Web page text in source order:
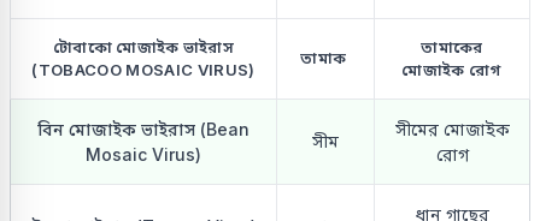
টোবাকো মোজাইক ভাইরাস
(TOBACOO MOSAIC VIRUS)
তামাক
তামাকের
মোজাইক রোগ
বিন মোজাইক ভাইরাস (Bean
Mosaic Virus)
সীম
সীমের মোজাইক
রোগ
ধান গাছের